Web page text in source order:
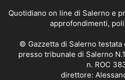
Quotidiano on line di Salerno e
approfondimenti,
© Gazzetta di Salerno
presso tribunale di Salerno
n. ROC
direttore: